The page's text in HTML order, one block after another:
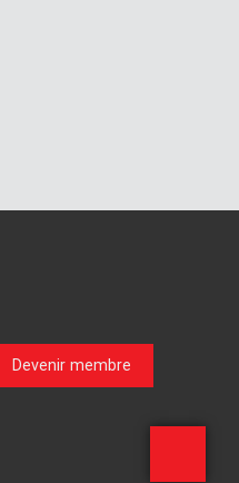
Devenir membre